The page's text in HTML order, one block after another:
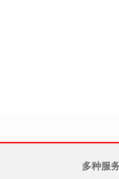
多种服